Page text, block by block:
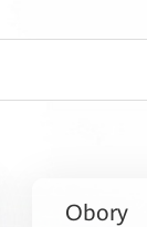
Obory